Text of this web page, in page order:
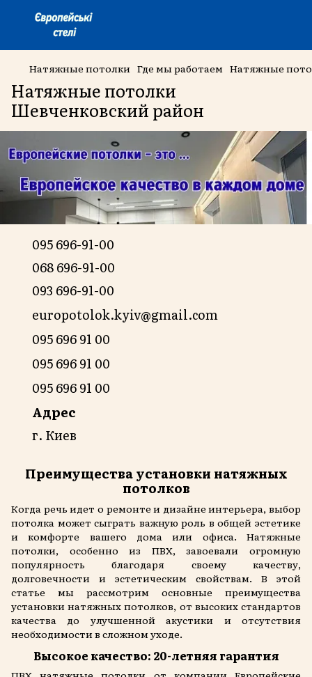
Натяжные потолки Где мы работаем Натяжные
Натяжные потолки
Шевченковский район
095 696-91-00
068 696-91-00
093 696-91-00
europotolok.kyiv@gmail.com
095 696 91 00
095 696 91 00
095 696 91 00
Адрес
г. Киев
Преимущества установки натяжных
потолков
Когда речь идет о ремонте и дизайне интерьера, выбор
потолка может сыграть важную роль в общей эстетике
и комфорте вашего дома или офиса. Натяжные
потолки, особенно из ПВХ, завоевали огромную
популярность благодаря своему качеству,
долговечности и эстетическим свойствам. В этой
статье мы рассмотрим основные преимущества
установки натяжных потолков, от высоких стандартов
качества до улучшенной акустики и отсутствия
необходимости в сложном уходе.
Высокое качество: 20-летняя гарантия